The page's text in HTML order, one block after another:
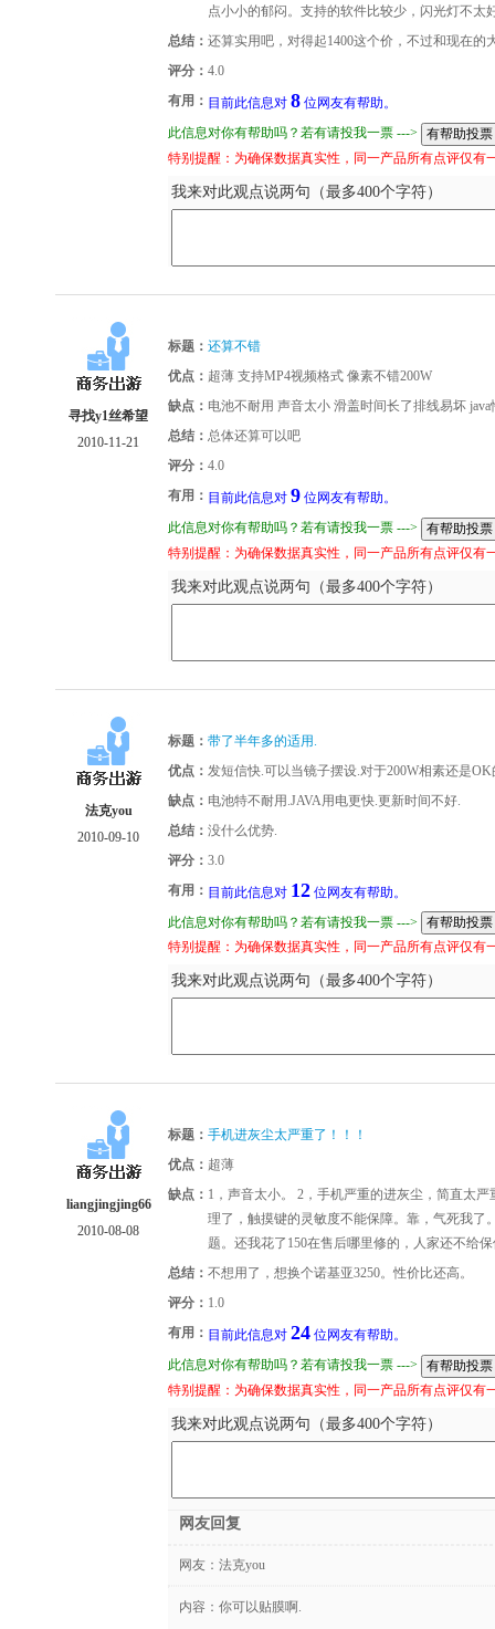
点小小的郁闷。支持的软件比较少，闪光灯不太
总结： 还算实用吧，对得起1400这个价，不过和现在
评分： 4.0
有用： 目前此信息对 8 位网友有帮助。
此信息对你有帮助吗？若有请投我一票 --->
特别提醒：为确保数据真实性，同一产品所有点评仅有
我来对此观点说两句（最多400个字符）
寻找y1丝希望
2010-11-21
标题： 还算不错
优点： 超薄 支持MP4视频格式 像素不错200W
缺点： 电池不耐用 声音太小 滑盖时间长了排线易坏
总结： 总体还算可以吧
评分： 4.0
有用： 目前此信息对 9 位网友有帮助。
此信息对你有帮助吗？若有请投我一票 --->
特别提醒：为确保数据真实性，同一产品所有点评仅有
我来对此观点说两句（最多400个字符）
法克you
2010-09-10
标题： 带了半年多的适用.
优点： 发短信快.可以当镜子摆设.对于200W相素还是OK
缺点： 电池特不耐用.JAVA用电更快.更新时间不好.
总结： 没什么优势.
评分： 3.0
有用： 目前此信息对 12 位网友有帮助。
此信息对你有帮助吗？若有请投我一票 --->
特别提醒：为确保数据真实性，同一产品所有点评仅有
我来对此观点说两句（最多400个字符）
liangjingjing66
2010-08-08
标题： 手机进灰尘太严重了！！！
优点： 超薄
缺点： 1，声音太小。 2，手机严重的进灰尘，简直太
理了，触摸键的灵敏度不能保障。靠，气死我了
题。还我花了150在售后哪里修的，人家还不给
总结： 不想用了，想换个诺基亚3250。性价比还高。
评分： 1.0
有用： 目前此信息对 24 位网友有帮助。
此信息对你有帮助吗？若有请投我一票 --->
特别提醒：为确保数据真实性，同一产品所有点评仅有
我来对此观点说两句（最多400个字符）
网友回复
网友： 法克you
内容：你可以贴膜啊.